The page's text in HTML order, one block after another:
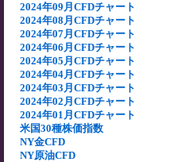
2024年09月CFDチャート
2024年08月CFDチャート
2024年07月CFDチャート
2024年06月CFDチャート
2024年05月CFDチャート
2024年04月CFDチャート
2024年03月CFDチャート
2024年02月CFDチャート
2024年01月CFDチャート
米国30種株価指数
NY金CFD
NY原油CFD